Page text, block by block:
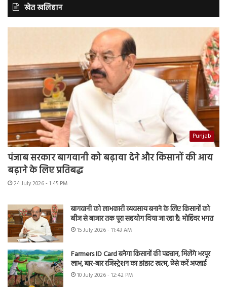
खेत खलिहान
Punjab
पंजाब सरकार बागवानी को बढ़ावा देने और किसानों की आय
बढ़ाने के लिए प्रतिबद्ध
24 July 2026 - 1:45 PM
बागवानी को लाभकारी व्यवसाय बनाने के लिए किसानों को
बीज से बाजार तक पूरा सहयोग दिया जा रहा है: मोहिंदर भगत
15 July 2026 - 11:43 AM
Farmers ID Card बनेगा किसानों की पहचान, मिलेंगे भरपूर
लाभ, बार-बार रजिस्ट्रेशन का झंझट खत्म, ऐसे करें अप्लाई
10 July 2026 - 12:42 PM